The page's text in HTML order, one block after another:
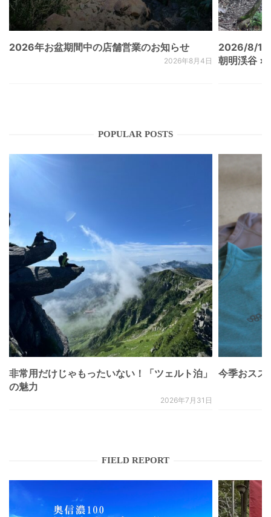
2026年お盆期間中の店舗営業のお知らせ
2026年8月4日
2026/8/
朝明渓谷 ×
POPULAR POSTS
非常用だけじゃもったいない！「ツェルト泊」
の魅力
2026年7月31日
今季おスス
FIELD REPORT